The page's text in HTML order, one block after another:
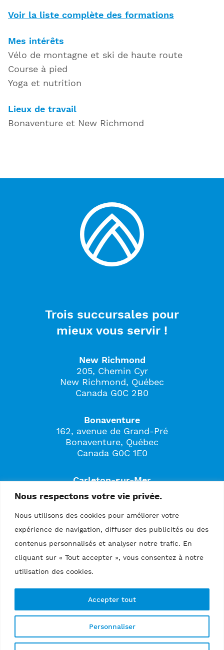
Nous respectons votre vie privée.
Nous utilisons des cookies pour améliorer votre
expérience de navigation, diffuser des publicités ou des
contenus personnalisés et analyser notre trafic. En
cliquant sur « Tout accepter », vous consentez à notre
utilisation des cookies.
Personnaliser
Accepter tout
Voir la liste complète des formations
Mes intérêts
Vélo de montagne et ski de haute route
Course à pied
Yoga et nutrition
Lieux de travail
Bonaventure et New Richmond
Trois succursales pour
mieux vous servir !
New Richmond
205, Chemin Cyr
New Richmond, Québec
Canada G0C 2B0
Bonaventure
162, avenue de Grand-Pré
Bonaventure, Québec
Canada G0C 1E0
Carleton-sur-Mer
561B, boulevard Perron
Carleton-sur-Mer, Québec
Canada G0C 1J0
Politique de confidentialité
Copyright © 2026 Tous droits réservés
Physio Amplitude